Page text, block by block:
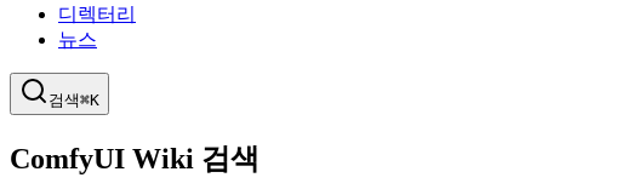
디렉터리
뉴스
검색⌘K
ComfyUI Wiki 검색